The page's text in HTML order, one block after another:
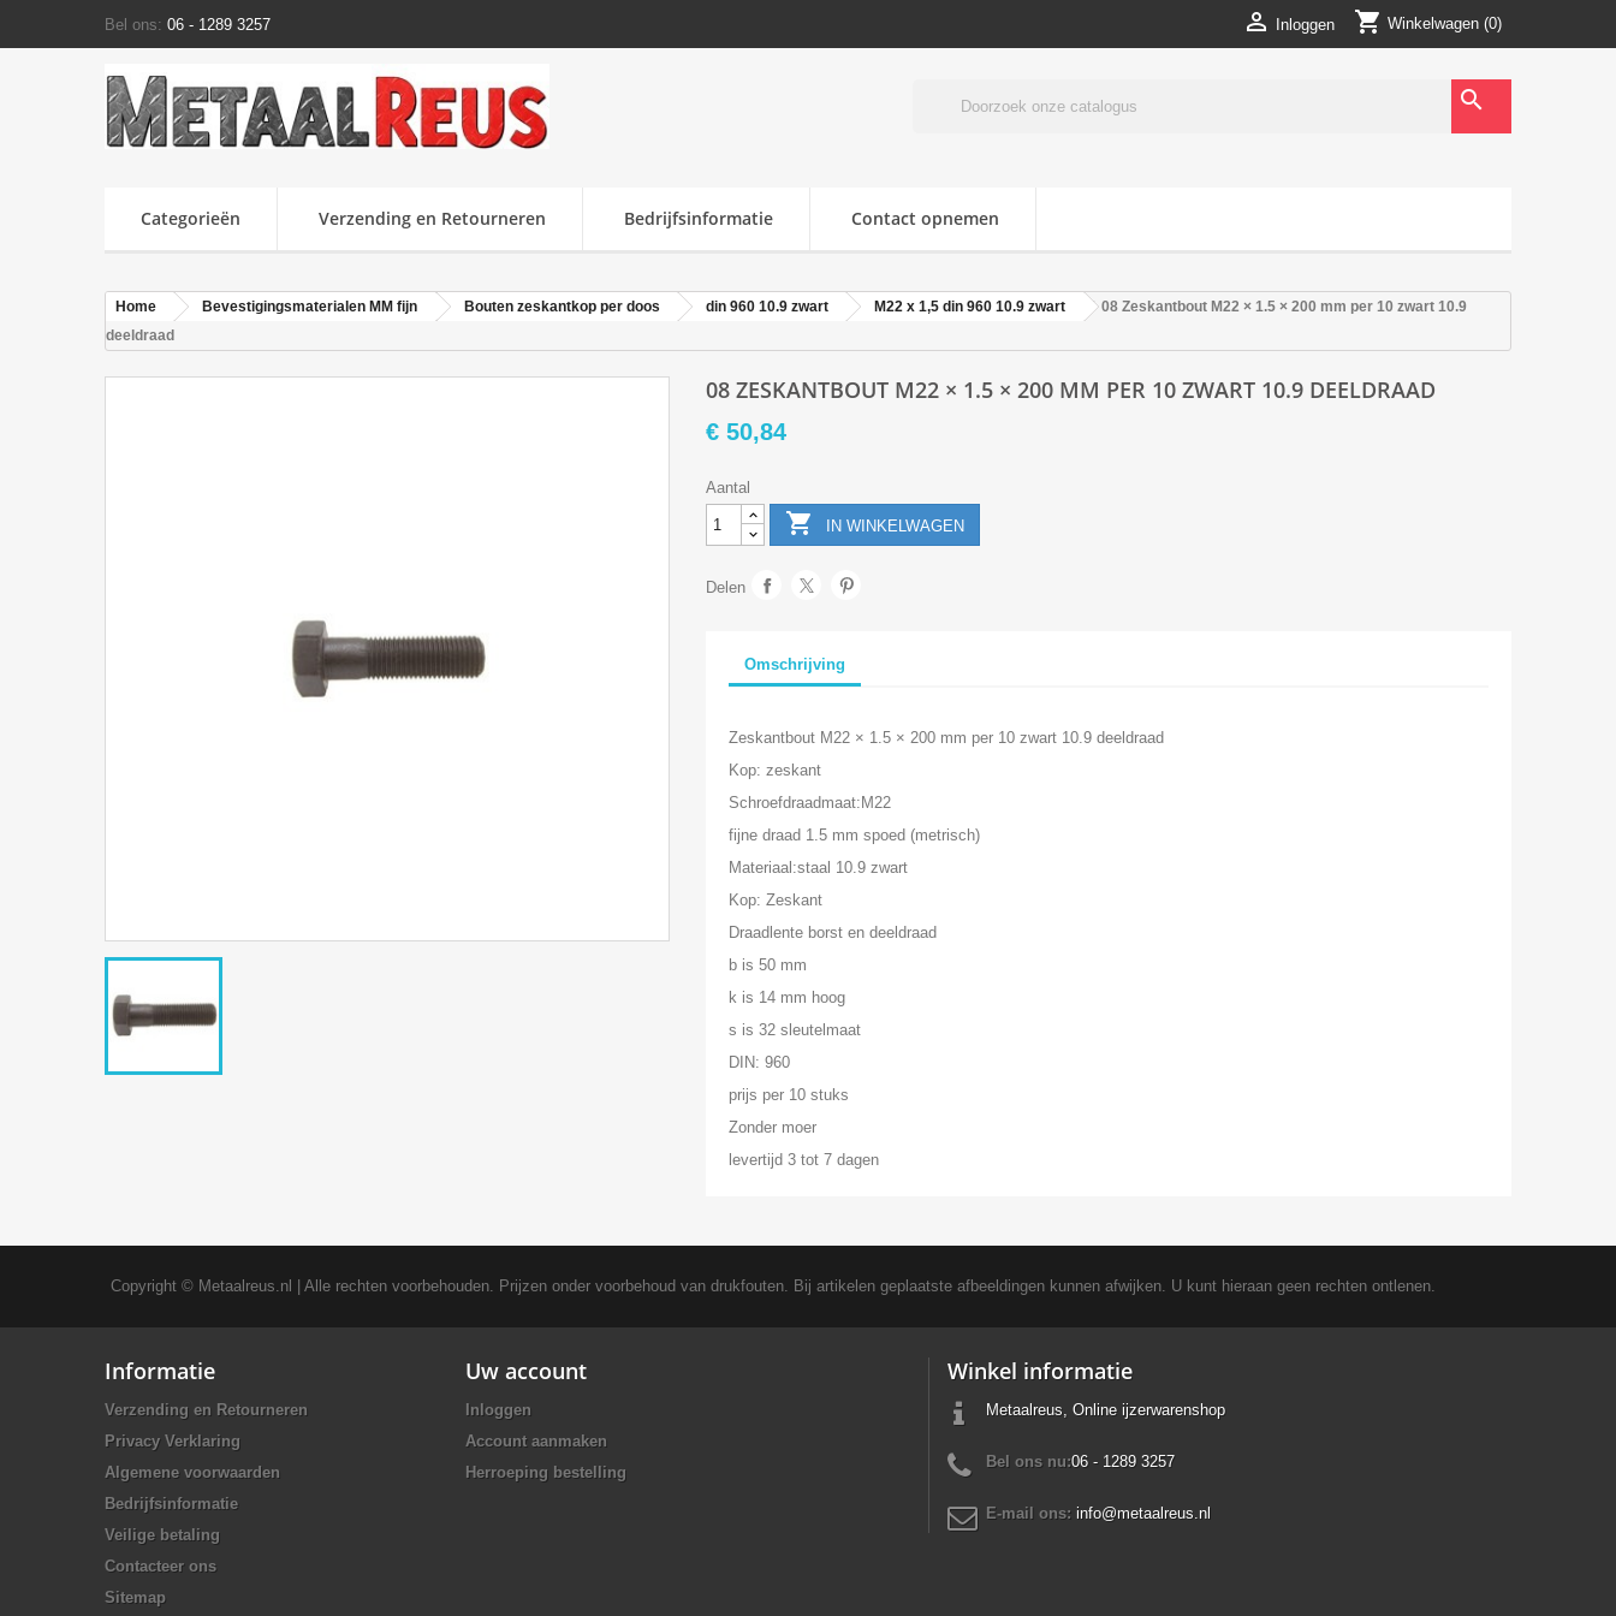
Bel ons: 06 - 1289 3257  Inloggen shopping_cart Winkelwagen (0)
search
Categorieën Verzending en Retourneren Bedrijfsinformatie Contact opnemen
Home Bevestigingsmaterialen MM fijn Bouten zeskantkop per doos din 960 10.9 zwart M22 x 1,5 din 960 10.9 zwart
08 Zeskantbout M22 × 1.5 × 200 mm per 10 zwart 10.9
deeldraad
08 ZESKANTBOUT M22 × 1.5 × 200 MM PER 10 ZWART 10.9 DEELDRAAD
€ 50,84
Aantal
 IN WINKELWAGEN
Delen
Omschrijving
Zeskantbout M22 × 1.5 × 200 mm per 10 zwart 10.9 deeldraad
Kop: zeskant
Schroefdraadmaat:M22
fijne draad 1.5 mm spoed (metrisch)
Materiaal:staal 10.9 zwart
Kop: Zeskant
Draadlente borst en deeldraad
b is 50 mm
k is 14 mm hoog
s is 32 sleutelmaat
DIN: 960
prijs per 10 stuks
Zonder moer
levertijd 3 tot 7 dagen
Copyright © Metaalreus.nl | Alle rechten voorbehouden. Prijzen onder voorbehoud van drukfouten. Bij artikelen geplaatste afbeeldingen kunnen afwijken. U kunt hieraan geen rechten ontlenen.
Informatie
Verzending en Retourneren
Privacy Verklaring
Algemene voorwaarden
Bedrijfsinformatie
Veilige betaling
Contacteer ons
Sitemap
Uw account
Inloggen
Account aanmaken
Herroeping bestelling
Winkel informatie
Metaalreus, Online ijzerwarenshop
Bel ons nu:06 - 1289 3257
E-mail ons: info@metaalreus.nl